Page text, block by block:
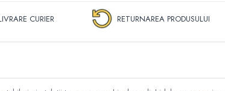
CURIER RETURNAREA PRODUSULUI